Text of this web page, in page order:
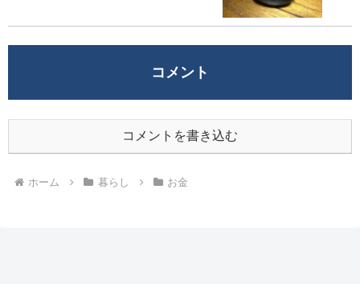
コメント
コメントを書き込む
ホーム 暮らし お金